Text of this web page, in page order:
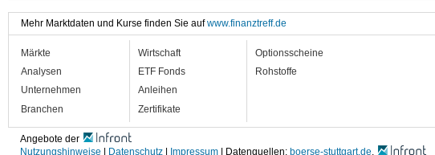
Mehr Marktdaten und Kurse finden Sie aufwww.finanztreff.de
Märkte
Analysen
Unternehmen
Branchen
Wirtschaft
ETF Fonds
Anleihen
Zertifikate
Optionsscheine
Rohstoffe
Angebote der
Nutzungshinweise
Datenschutz Impressum | Datenquellen: boerse-stuttgart.de,